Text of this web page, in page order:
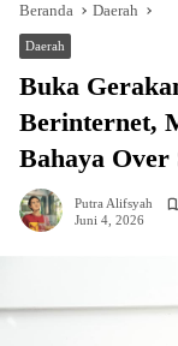
Beranda Daerah
Daerah
Buka
Berinternet,
Bahaya Over
Putra Alifsyah
Juni 4, 2026